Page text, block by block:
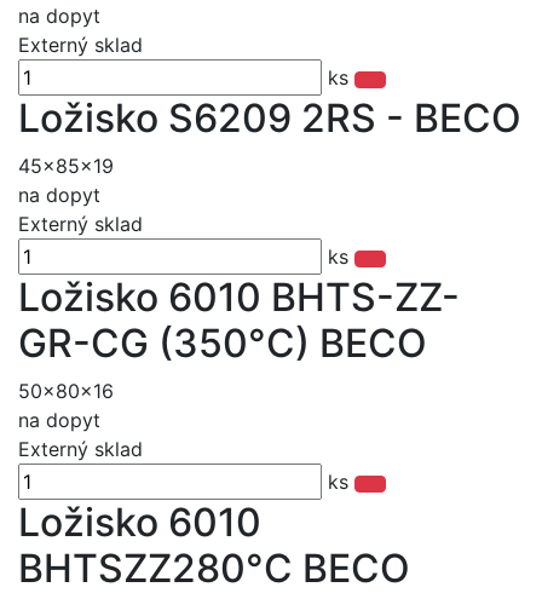
na dopyt
Externý sklad
ks
Ložisko S6209 2RS - BECO
45x85x19
na dopyt
Externý sklad
ks
Ložisko 6010 BHTS-ZZ-
GR-CG (350°C) BECO
50x80x16
na dopyt
Externý sklad
ks
Ložisko 6010
BHTSZZ280°C BECO